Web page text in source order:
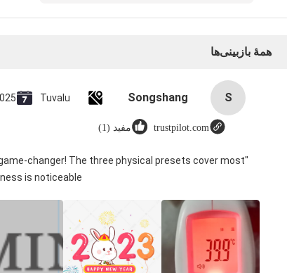
همهٔ بازبینی‌ها
S
Songshang
Tuvalu
trustpilot.com مفید (1)
changer! The three physical presets cover most
is noticeable.